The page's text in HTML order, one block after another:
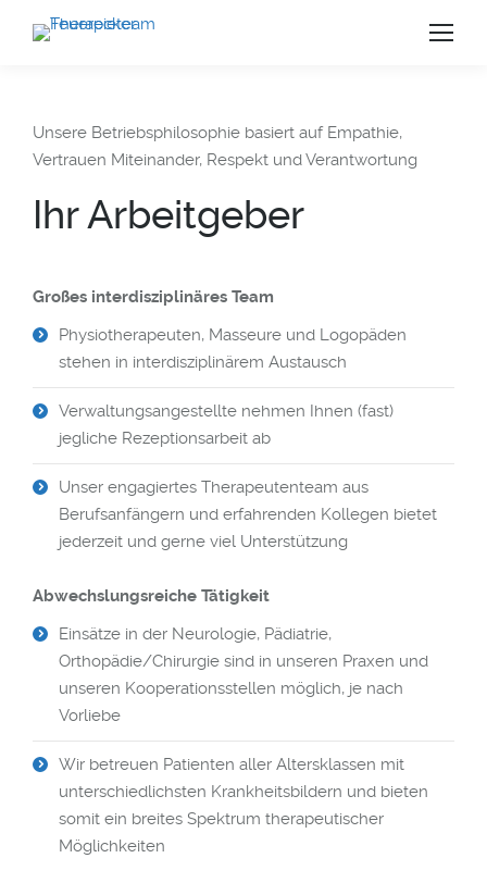
Unsere Betriebsphilosophie basiert auf Empathie,
Vertrauen Miteinander, Respekt und Verantwortung
Ihr Arbeitgeber
Großes interdisziplinäres Team
Physiotherapeuten, Masseure und Logopäden
stehen in interdisziplinärem Austausch
Verwaltungsangestellte nehmen Ihnen (fast)
jegliche Rezeptionsarbeit ab
Unser engagiertes Therapeutenteam aus
Berufsanfängern und erfahrenden Kollegen bietet
jederzeit und gerne viel Unterstützung
Abwechslungsreiche Tätigkeit
Einsätze in der Neurologie, Pädiatrie,
Orthopädie/Chirurgie sind in unseren Praxen und
unseren Kooperationsstellen möglich, je nach
Vorliebe
Wir betreuen Patienten aller Altersklassen mit
unterschiedlichsten Krankheitsbildern und bieten
somit ein breites Spektrum therapeutischer
Möglichkeiten